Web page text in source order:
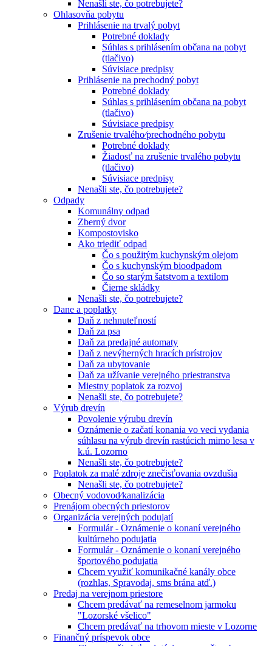
Nenašli ste, čo potrebujete?
Ohlasovňa pobytu
Prihlásenie na trvalý pobyt
Potrebné doklady
Súhlas s prihlásením občana na pobyt
(tlačivo)
Súvisiace predpisy
Prihlásenie na prechodný pobyt
Potrebné doklady
Súhlas s prihlásením občana na pobyt
(tlačivo)
Súvisiace predpisy
Zrušenie trvalého⁄prechodného pobytu
Potrebné doklady
Žiadosť na zrušenie trvalého pobytu
(tlačivo)
Súvisiace predpisy
Nenašli ste, čo potrebujete?
Odpady
Komunálny odpad
Zberný dvor
Kompostovisko
Ako triediť odpad
Čo s použitým kuchynským olejom
Čo s kuchynským bioodpadom
Čo so starým šatstvom a textilom
Čierne skládky
Nenašli ste, čo potrebujete?
Dane a poplatky
Daň z nehnuteľností
Daň za psa
Daň za predajné automaty
Daň z nevýherných hracích prístrojov
Daň za ubytovanie
Daň za užívanie verejného priestranstva
Miestny poplatok za rozvoj
Nenašli ste, čo potrebujete?
Výrub drevín
Povolenie výrubu drevín
Oznámenie o začatí konania vo veci vydania
súhlasu na výrub drevín rastúcich mimo lesa v
k.ú. Lozorno
Nenašli ste, čo potrebujete?
Poplatok za malé zdroje znečisťovania ovzdušia
Nenašli ste, čo potrebujete?
Obecný vodovod⁄kanalizácia
Prenájom obecných priestorov
Organizácia verejných podujatí
Formulár - Oznámenie o konaní verejného
kultúrneho podujatia
Formulár - Oznámenie o konaní verejného
športového podujatia
Chcem využiť komunikačné kanály obce
(rozhlas, Spravodaj, sms brána atď.)
Predaj na verejnom priestore
Chcem predávať na remeselnom jarmoku
"Lozorské všelico"
Chcem predávať na trhovom mieste v Lozorne
Finančný príspevok obce